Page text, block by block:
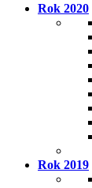
Rok 2020
Rok 2019